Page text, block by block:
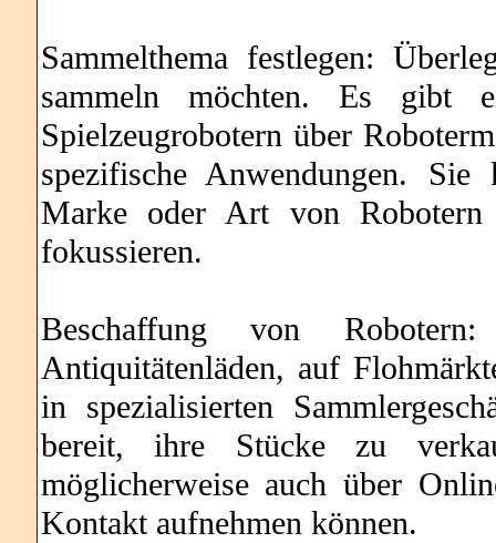
Sammelthema festlegen:
sammeln möchten. Es gibt
Spielzeugrobotern über
spezifische Anwendungen.
Marke oder Art von
fokussieren.
Beschaffung von
Antiquitätenläden, auf
in spezialisierten
bereit, ihre Stücke zu
möglicherweise auch über
Kontakt aufnehmen können.